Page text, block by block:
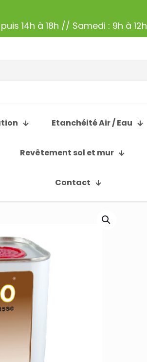
14h à 18h // Samedi : 9h à 12h
Etanchéité Air / Eau
Revêtement sol et mur
Contact